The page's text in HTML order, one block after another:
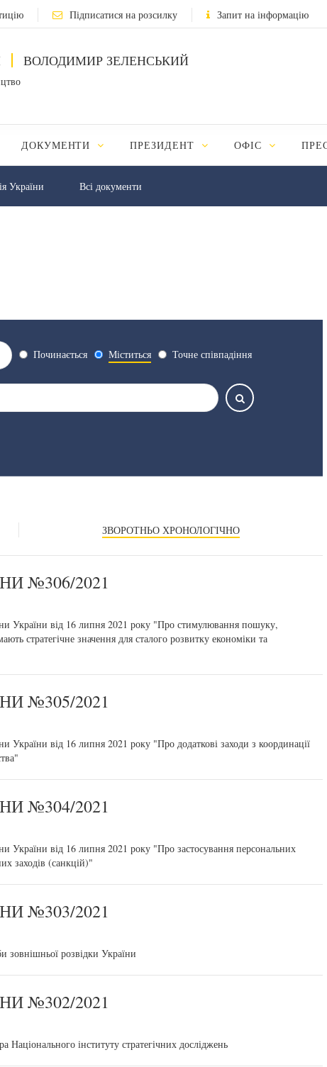
Підписатися на розсилку Запит на інформацію
ВОЛОДИМИР ЗЕЛЕНСЬКИЙ
ДОКУМЕНТИ ПРЕЗИДЕНТ ОФІС
України Всі документи
Починається Міститься Точне співпадіння
ЗВОРОТНЬО ХРОНОЛОГІЧНО
№306/2021
України від 16 липня 2021 року "Про стимулювання пошуку,
стратегічне значення для сталого розвитку економіки та
№305/2021
України від 16 липня 2021 року "Про додаткові заходи з координації
№304/2021
України від 16 липня 2021 року "Про застосування персональних
заходів (санкцій)"
№303/2021
розвідки України
№302/2021
інституту стратегічних досліджень